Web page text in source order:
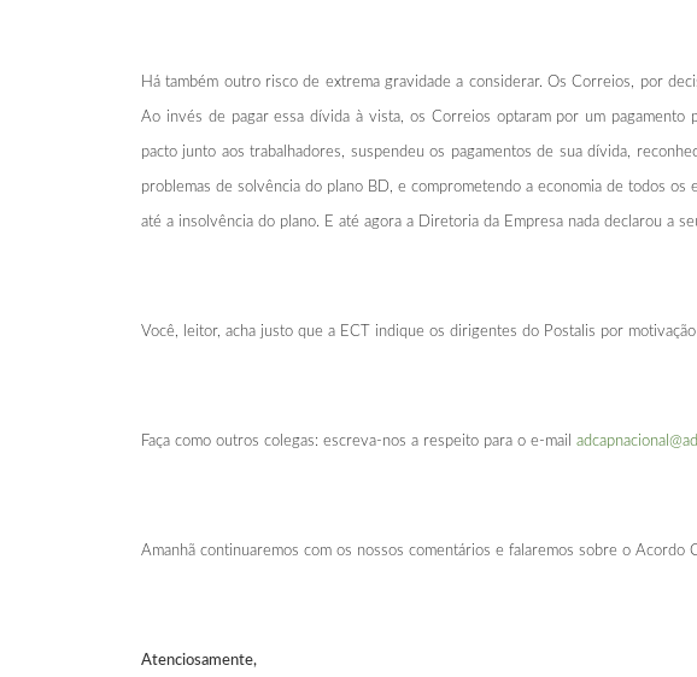
Há também outro risco de extrema gravidade a considerar. Os Correios, por
Ao invés de pagar essa dívida à vista, os Correios optaram por um pagamento
pacto junto aos trabalhadores, suspendeu os pagamentos de sua dívida,
problemas de solvência do plano BD, e comprometendo a economia de todos
até a insolvência do plano. E até agora a Diretoria da Empresa nada declarou a
Você, leitor, acha justo que a ECT indique os dirigentes do Postalis por
Faça como outros colegas: escreva-nos a respeito para o e-mail
Amanhã continuaremos com os nossos comentários e falaremos sobre o
Atenciosamente,